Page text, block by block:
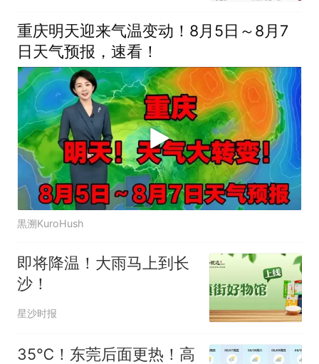
重庆明天迎来气温变动！8月5日～8月7
日天气预报，速看！
黒溯KuroHush
即将降温！大雨马上到长
沙！
星沙时报
35℃！东莞后面更热！高